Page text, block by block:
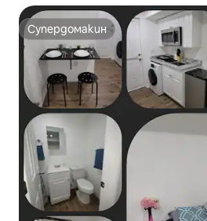
Супердомакин
Супердомакин